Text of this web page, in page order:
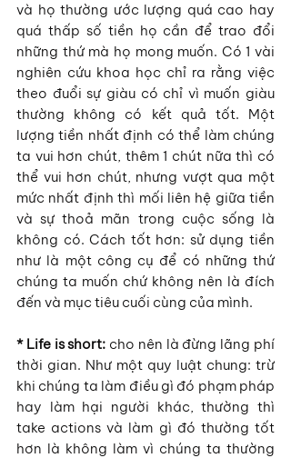
và họ thường ước lượng quá cao hay
quá thấp số tiền họ cần để trao đổi
những thứ mà họ mong muốn. Có 1 vài
nghiên cứu khoa học chỉ ra rằng việc
theo đuổi sự giàu có chỉ vì muốn giàu
thường không có kết quả tốt. Một
lượng tiền nhất định có thể làm chúng
ta vui hơn chút, thêm 1 chút nữa thì có
thể vui hơn chút, nhưng vượt qua một
mức nhất định thì mối liên hệ giữa tiền
và sự thoả mãn trong cuộc sống là
không có. Cách tốt hơn: sử dụng tiền
như là một công cụ để có những thứ
chúng ta muốn chứ không nên là đích
đến và mục tiêu cuối cùng của mình.
* Life is short: cho nên là đừng lãng phí
thời gian. Như một quy luật chung: trừ
khi chúng ta làm điều gì đó phạm pháp
hay làm hại người khác, thường thì
take actions và làm gì đó thường tốt
hơn là không làm vì chúng ta thường